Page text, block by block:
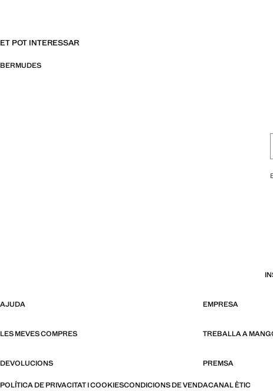
ET POT INTERESSAR
BERMUDES
AJUDA EMPRESA
LES MEVES COMPRES TREBALLA A
DEVOLUCIONS PREMSA
POLÍTICA DE PRIVACITAT I COOKIESCONDICIONS DE VENDACANAL ÈTIC